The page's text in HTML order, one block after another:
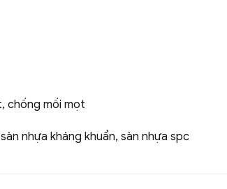
chống mối mọt
nhựa kháng khuẩn, sàn nhựa spc